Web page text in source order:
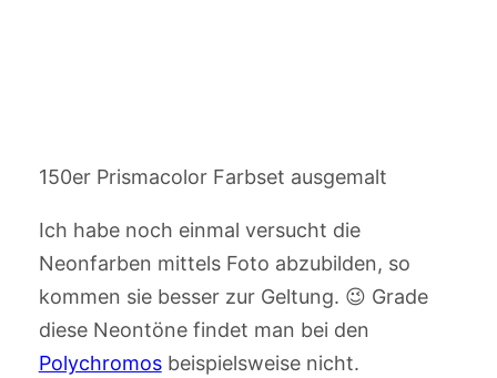
150er Prismacolor Farbset ausgemalt
Ich habe noch einmal versucht die
Neonfarben mittels Foto abzubilden, so
kommen sie besser zur Geltung. 😉 Grade
diese Neontöne findet man bei den
Polychromosbeispielsweise nicht.